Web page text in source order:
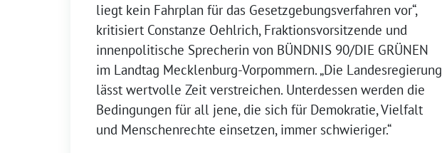
liegt kein Fahrplan für das Gesetzgebungsverfahren vor“,
kritisiert Constanze Oehlrich, Fraktionsvorsitzende und
innenpolitische Sprecherin von BÜNDNIS 90/DIE GRÜNEN
im Landtag Mecklenburg-Vorpommern. „Die Landesregierung
lässt wertvolle Zeit verstreichen. Unterdessen werden die
Bedingungen für all jene, die sich für Demokratie, Vielfalt
und Menschenrechte einsetzen, immer schwieriger.“